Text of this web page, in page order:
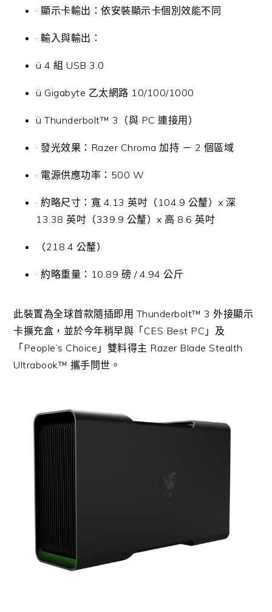
· 顯示卡輸出：依安裝顯示卡個別效能不同
· 輸入與輸出：
ü 4 組 USB 3.0
ü Gigabyte 乙太網路 10/100/1000
ü Thunderbolt™ 3（與 PC 連接用）
· 發光效果：Razer Chroma 加持 － 2 個區域
· 電源供應功率：500 W
· 約略尺寸：寬 4.13 英吋（104.9 公釐）x 深
13.38 英吋（339.9 公釐）x 高 8.6 英吋
（218.4 公釐）
· 約略重量：10.89 磅 / 4.94 公斤
此裝置為全球首款隨插即用 Thunderbolt™ 3 外接顯示
卡擴充盒，並於今年稍早與「CES Best PC」及
「People’s Choice」雙料得主 Razer Blade Stealth
Ultrabook™ 攜手問世。